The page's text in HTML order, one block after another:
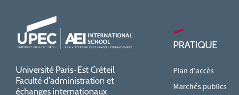
Université Paris-Est Créteil
Faculté d'administration et
échanges internationaux
PRATIQUE
Plan d'accès
Marchés publics